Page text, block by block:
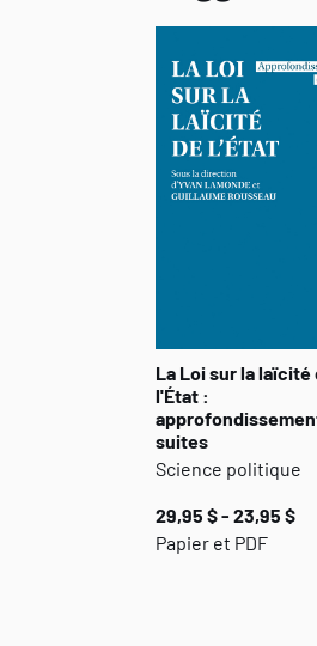
La Loi sur la laïcité
l'État :
suites
Science politique
29,95 $ - 23,95 $
Papier et PDF